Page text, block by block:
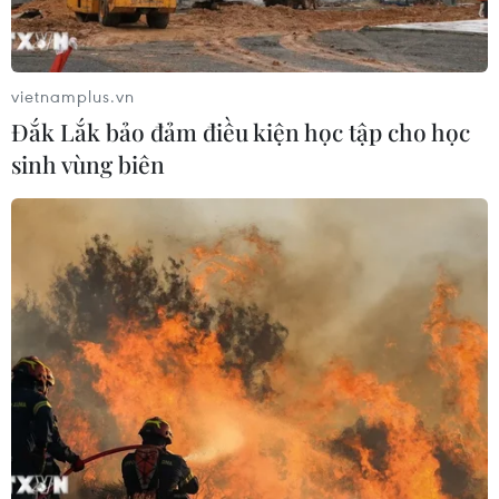
nhuận
05/08/2026 08:55
Lợi nhuận doanh nghiệp tăng tốc tạo
nền tảng cho thị trường chứng
khoán
Công nghệ AI từ OPES gây ấn tượng
tại Vietnam Insurance Summit 2026
05/08/2026 08:10
Từ thương cảng Sài Gòn đến trung
tâm tài chính quốc tế nhìn từ
vietnamplus.vn
Đắk Lắk bảo đảm điều kiện học tập cho học
sinh vùng biên